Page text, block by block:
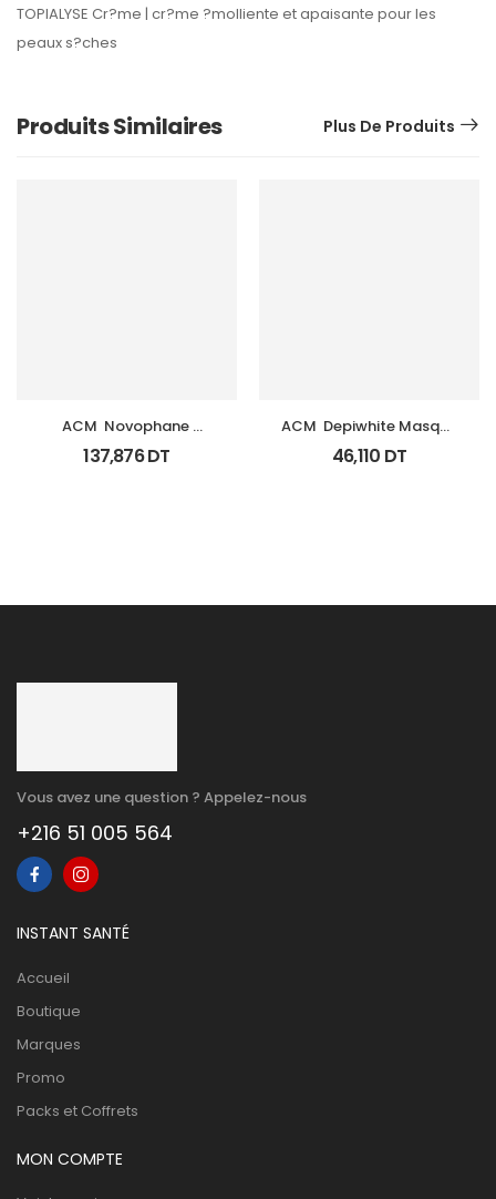
TOPIALYSE Cr?me | cr?me ?molliente et apaisante pour les
peaux s?ches
Produits Similaires Plus De Produits
ACM  Novophane
Coffret Anti Chute
(Lotion+Shp+Cp)
137,876DT
ACM  Depiwhite Masque
Tb 40Ml
46,110 DT
Vous avez une question ? Appelez-nous
+216 51 005 564
INSTANT SANTÉ
Accueil
Boutique
Marques
Promo
Packs et Coffrets
MON COMPTE